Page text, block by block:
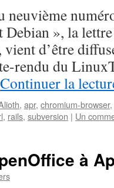
neuvième
Debian », la
d’être
rendu du
Continuer la
, apr, chromium-browser,
, rails, subversion | Un
à